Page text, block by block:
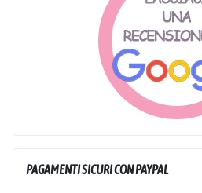
PAGAMENTI SICURI CON PAYPAL